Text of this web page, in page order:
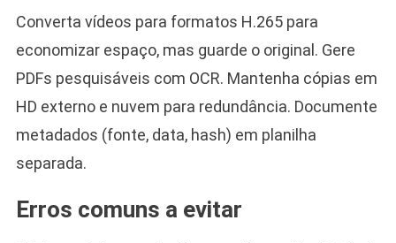
Converta vídeos para formatos H.265 para
economizar espaço, mas guarde o original. Gere
PDFs pesquisáveis com OCR. Mantenha cópias em
HD externo e nuvem para redundância. Documente
metadados (fonte, data, hash) em planilha
separada.
Erros comuns a evitar